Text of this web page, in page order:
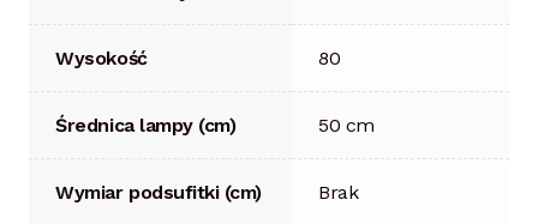
Wysokość 80
Średnica lampy (cm) 50 cm
Wymiar podsufitki (cm) Brak